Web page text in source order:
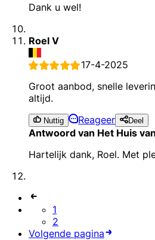
Dank u wel!
Roel V
17-4-2025
Groot aanbod, snelle
altijd.
Nuttig Reageer Deel
Antwoord van Het Huis
Hartelijk dank, Roel. Met
1
2
Volgende pagina